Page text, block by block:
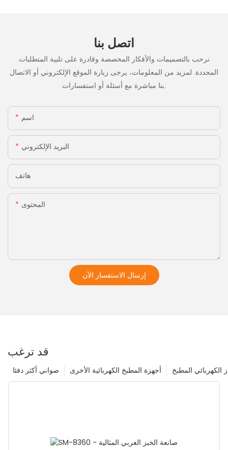
اتصل بنا
نرحب بالتصميمات والأفكار المخصصة وقادرة على تلبية المتطلبات
المحددة. لمزيد من المعلومات، يرجى زيارة الموقع الإلكتروني أو الاتصال
بنا مباشرة مع أسئلة أو استفسارات.
اسم
البريد الإلكتروني
هاتف
المحتوى
إرسال الاستفسار الآن
قد ترغب
الكهربائي المطبخ أجهزة المطبخ الكهربائية الأخرى صواني أكثر دفئا